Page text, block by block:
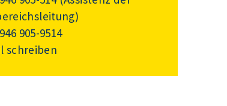
905-9514
schreiben